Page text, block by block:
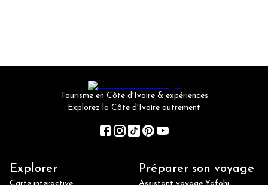
Tourisme en Côte d'Ivoire & expériences
Explorez la Côte d'Ivoire autrement
Explorer Préparer son voyage